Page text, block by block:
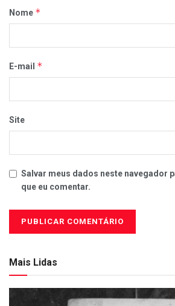
Nome *
E-mail *
Site
Salvar meus dados neste navegador
que eu comentar.
Mais Lidas